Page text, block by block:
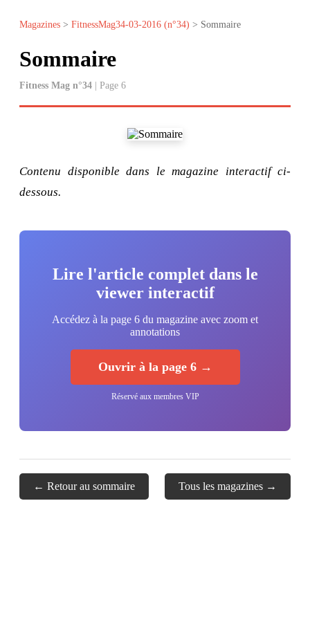
Magazines > FitnessMag34-03-2016 (n°34) > Sommaire
Sommaire
Fitness Mag n°34 | Page 6
Contenu disponible dans le magazine interactif ci-
dessous.
Lire l'article complet dans le
viewer interactif
Accédez à la page 6 du magazine avec zoom et
annotations
Ouvrir à la page 6 →
Réservé aux membres VIP
← Retour au sommaire Tous les magazines →